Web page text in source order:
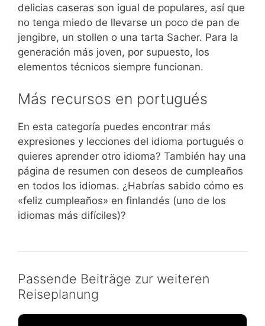
delicias caseras son igual de populares, así que
no tenga miedo de llevarse un poco de pan de
jengibre, un stollen o una tarta Sacher. Para la
generación más joven, por supuesto, los
elementos técnicos siempre funcionan.
Más recursos en portugués
En esta categoría puedes encontrar más
expresiones y lecciones del idioma portugués o
quieres aprender otro idioma? También hay una
página de resumen con deseos de cumpleaños
en todos los idiomas. ¿Habrías sabido cómo es
«feliz cumpleaños» en finlandés (uno de los
idiomas más difíciles)?
Passende Beiträge zur weiteren
Reiseplanung